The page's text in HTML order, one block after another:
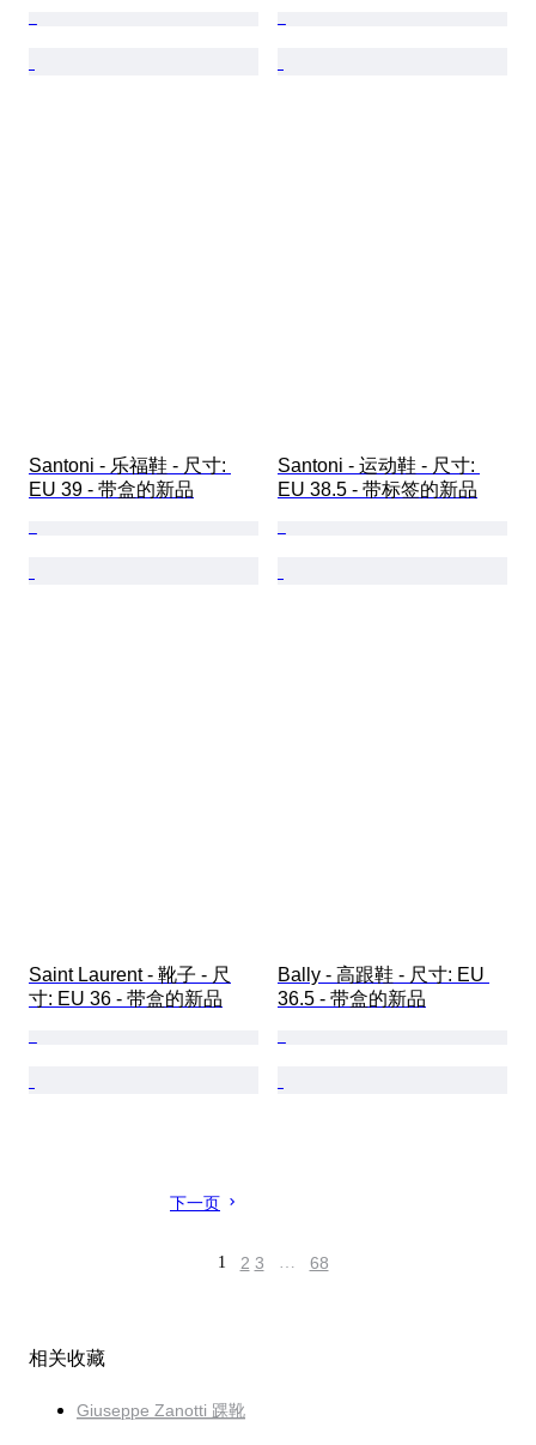
Santoni - 乐福鞋 - 尺寸:
EU 39 - 带盒的新品
Santoni - 运动鞋 - 尺寸:
EU 38.5 - 带标签的新品
Saint Laurent - 靴子 - 尺
寸: EU 36 - 带盒的新品
Bally - 高跟鞋 - 尺寸: EU
36.5 - 带盒的新品
下一页
1 2 3 … 68
相关收藏
Giuseppe Zanotti 踝靴